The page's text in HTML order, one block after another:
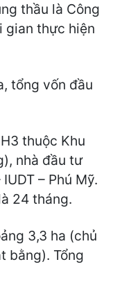
thầu là Công
gian thực hiện
tổng vốn đầu
thuộc Khu
nhà đầu tư
– Phú Mỹ.
24 tháng.
3,3 ha (chủ
bằng). Tổng